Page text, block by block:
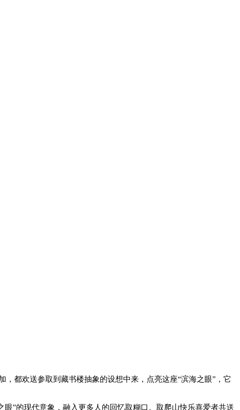
都欢送参取到藏书楼抽象的设想中来，点亮这座“滨海之眼”，它
”的现代意象，融入更多人的回忆取糊口。取爬山快乐喜爱者共送